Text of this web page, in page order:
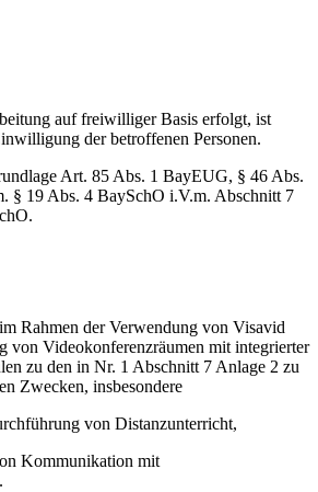
auf freiwilliger Basis erfolgt, ist
der betroffenen Personen.
Art. 85 Abs. 1 BayEUG, § 46 Abs.
§ 19 Abs. 4 BaySchO i.V.m. Abschnitt 7
Rahmen der Verwendung von Visavid
von Videokonferenzräumen mit integrierter
zu den in Nr. 1 Abschnitt 7 Anlage 2 zu
Zwecken, insbesondere
von Distanzunterricht,
Kommunikation mit